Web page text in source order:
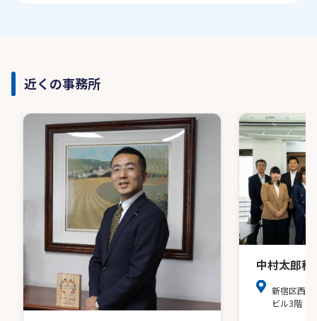
近くの事務所
中村太郎
新宿区西
ビル3階